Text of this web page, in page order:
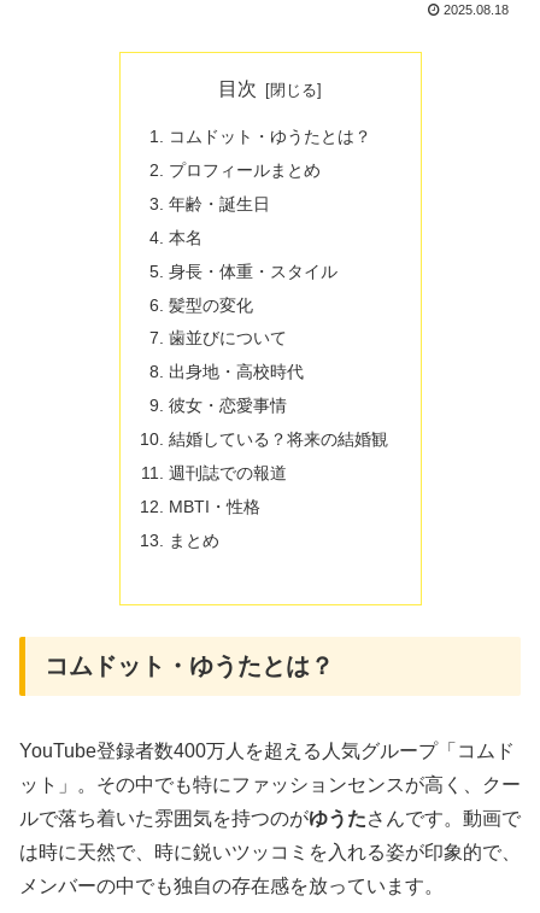
2025.08.18
目次
コムドット・ゆうたとは？
プロフィールまとめ
年齢・誕生日
本名
身長・体重・スタイル
髪型の変化
歯並びについて
出身地・高校時代
彼女・恋愛事情
結婚している？将来の結婚観
週刊誌での報道
MBTI・性格
まとめ
コムドット・ゆうたとは？
YouTube登録者数400万人を超える人気グループ「コムド
ット」。その中でも特にファッションセンスが高く、クー
ルで落ち着いた雰囲気を持つのがゆうたさんです。動画で
は時に天然で、時に鋭いツッコミを入れる姿が印象的で、
メンバーの中でも独自の存在感を放っています。